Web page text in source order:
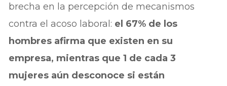
brecha en la percepción de mecanismos
contra el acoso laboral: el 67% de los
hombres afirma que existen en su
empresa, mientras que 1 de cada 3
mujeres aún desconoce si están